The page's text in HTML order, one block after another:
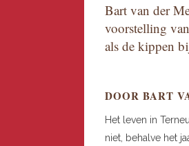
Bart van der
voorstelling
als de kippen
DOOR BART
Het leven in
niet, behalve het